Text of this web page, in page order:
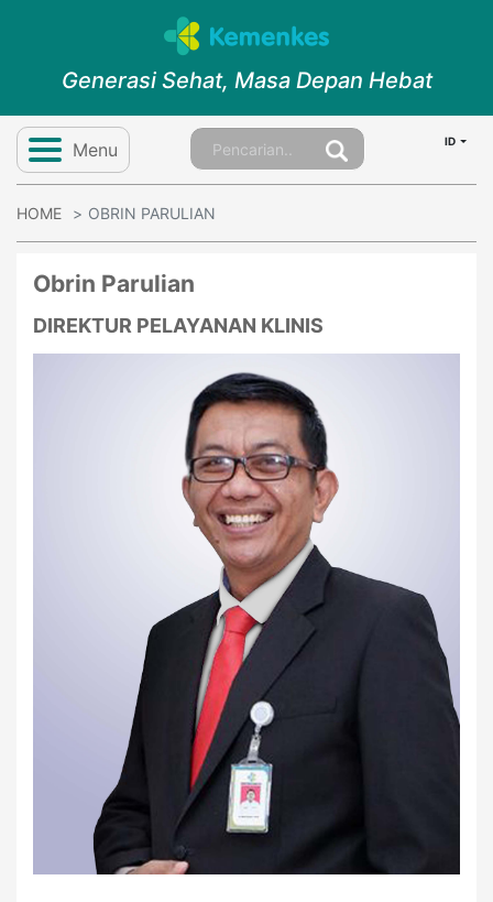
Generasi Sehat, Masa Depan Hebat
Menu ID
HOME OBRIN PARULIAN
Obrin Parulian
DIREKTUR PELAYANAN KLINIS